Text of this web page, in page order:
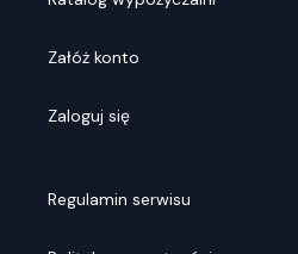
Załóż konto
Zaloguj się
Regulamin serwisu